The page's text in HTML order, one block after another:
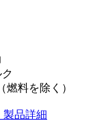
燃料を除く）
製品詳細